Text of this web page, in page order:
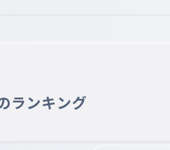
ランキング